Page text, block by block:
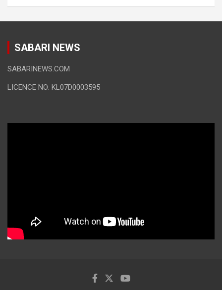
SABARI NEWS
SABARINEWS.COM
LICENCE NO: KL07D0003595